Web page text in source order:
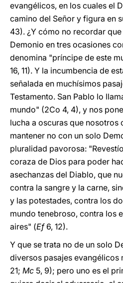
evangélicos, en los cuales el
camino del Señor y figura en
43). ¿Y cómo no recordar
Demonio en tres ocasiones
denomina "príncipe de este
16, 11). Y la incumbencia de
señalada en muchísimos
Testamento. San Pablo lo
mundo" (2Co 4, 4), y nos
lucha a oscuras que nosotros
mantener no con un solo
pluralidad pavorosa:
coraza de Dios para poder
asechanzas del Diablo, que
contra la sangre y la carne,
y las potestades, contra los
mundo tenebroso, contra los
aires" (Ef6, 12).
Y que se trata no de un solo
diversos pasajes evangélicos
21; Mc 5, 9); pero uno es el